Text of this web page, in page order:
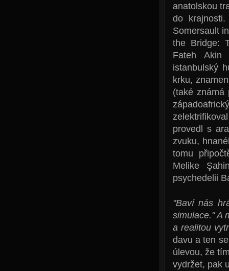
anatolskou
do
Somersault
the Bridge:
Fateh Akin
istanbulský
krku,
(také známá
provedl s
zvuku,
tomu
Melike
psychedelii
"Baví nás
simulace." A
a realitou
davu a ten
úlevou, že
vydržet, pak